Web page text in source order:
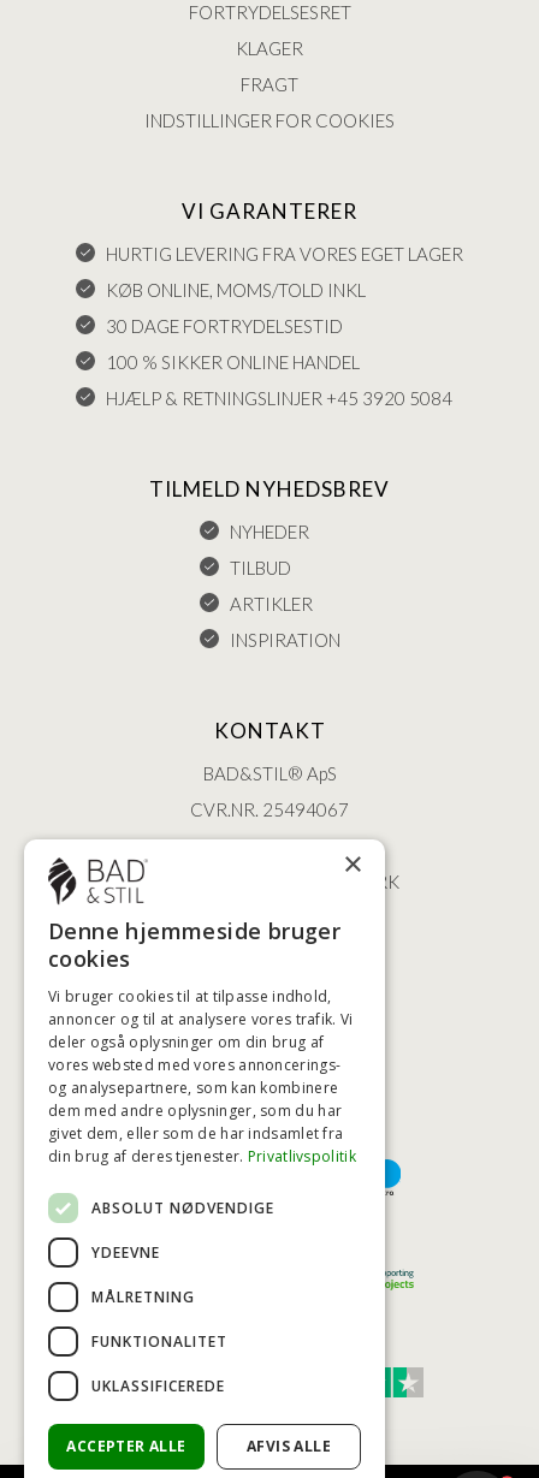
FORTRYDELSESRET
KLAGER
FRAGT
INDSTILLINGER FOR COOKIES
VI GARANTERER
HURTIG LEVERING FRA VORES EGET LAGER
KØB ONLINE, MOMS/TOLD INKL
30 DAGE FORTRYDELSESTID
100 % SIKKER ONLINE HANDEL
HJÆLP & RETNINGSLINJER +45 3920 5084
TILMELD NYHEDSBREV
NYHEDER
TILBUD
ARTIKLER
INSPIRATION
KONTAKT
BAD&STIL® ApS
CVR.NR. 25494067
ØSTERBROGADE 202
2100 KØBENHAVN • DANMARK
+45 3920 5084
HØJESTE KREDITVÆRDIGHED
BETALINGSMULIGHEDER
TRUST SCORE 4,7
×
Denne hjemmeside bruger
cookies
Vi bruger cookies til at tilpasse indhold,
annoncer og til at analysere vores trafik. Vi
deler også oplysninger om din brug af
vores websted med vores annoncerings-
og analysepartnere, som kan kombinere
dem med andre oplysninger, som du har
givet dem, eller som de har indsamlet fra
din brug af deres tjenester. Privatlivspolitik
ABSOLUT NØDVENDIGE
YDEEVNE
MÅLRETNING
FUNKTIONALITET
UKLASSIFICEREDE
ACCEPTER ALLE AFVIS ALLE